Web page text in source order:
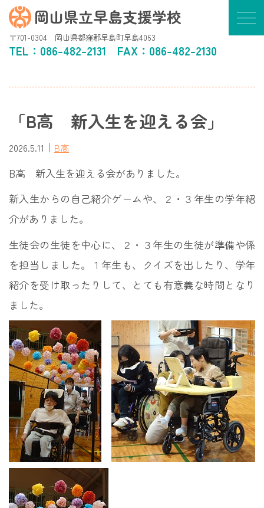
岡山県立早島支援学校
〒701-0304 岡山県都窪郡早島町早島4063
TEL： 086-482-2131 FAX：086-482-2130
「B高 新入生を迎える会」
2026.5.11 ｜ B高
B高 新入生を迎える会がありました。
新入生からの自己紹介ゲームや、２・３年生の学年紹
介がありました。
生徒会の生徒を中心に、２・３年生の生徒が準備や係
を担当しました。１年生も、クイズを出したり、学年
紹介を受け取ったりして、とても有意義な時間となり
ました。